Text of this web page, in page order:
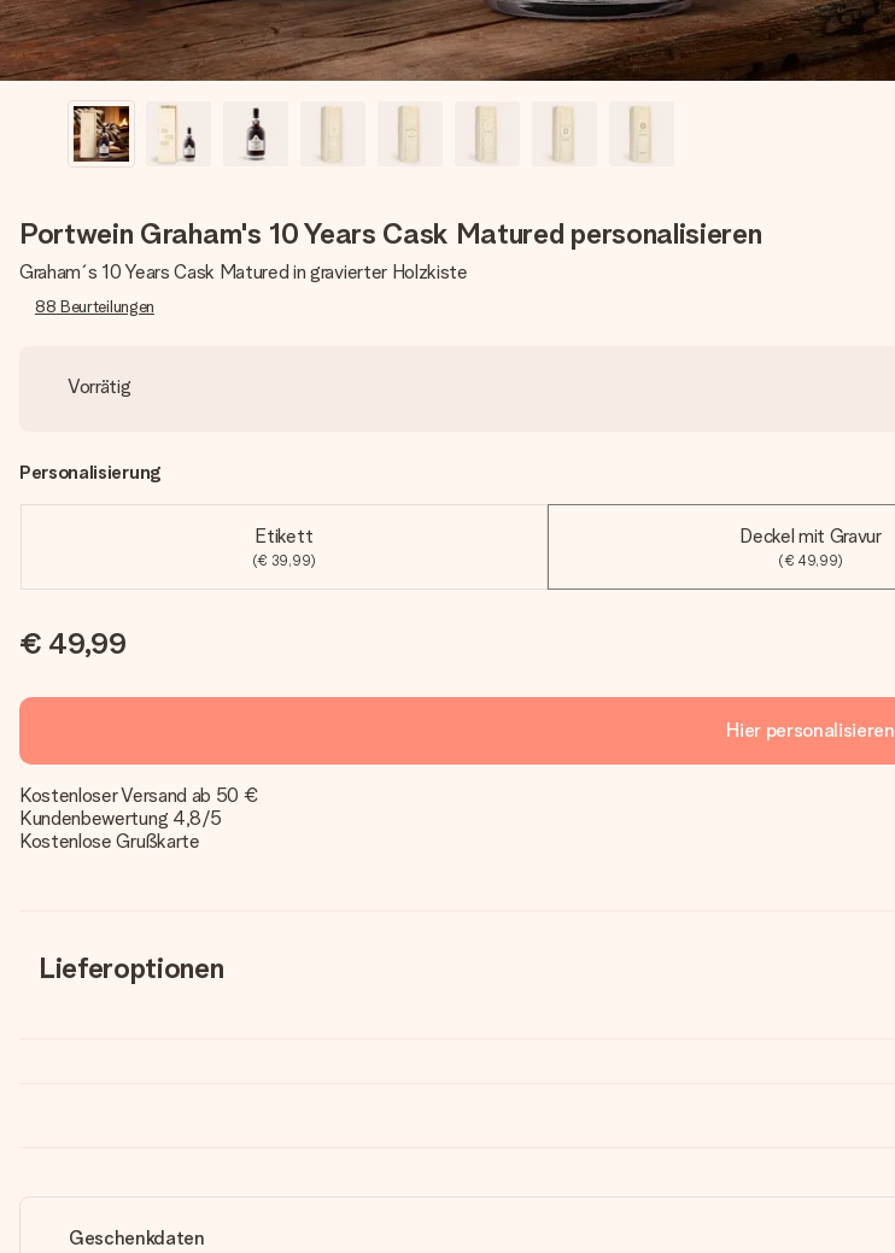
Portwein Graham's 10 Years Cask Matured personalisieren
Graham´s 10 Years Cask Matured in gravierter Holzkiste
88 Beurteilungen
Vorrätig
Personalisierung
Etikett
(€ 39,99)
Deckel mit Gravur
(€ 49,99)
€ 49,99
Hier personalisieren
Kostenloser Versand ab 50 €
Kundenbewertung 4,8/5
Kostenlose Grußkarte
Lieferoptionen
Geschenkdaten